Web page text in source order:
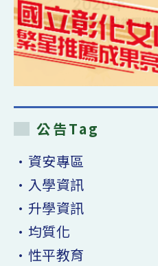
公告Tag
•資安專區
•入學資訊
•升學資訊
•均質化
•性平教育